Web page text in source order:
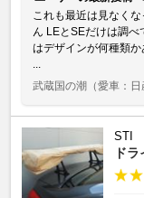
これも最近は見なく
ん LEとSEだけは調
はデザインが何種類
武蔵国の潮 （愛車：
STI
ド